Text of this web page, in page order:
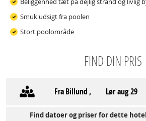
Smuk udsigt fra poolen
Stort poolområde
FIND DIN PRIS
FraBillund, lør aug 29
Find datoer og priser for dette hotel